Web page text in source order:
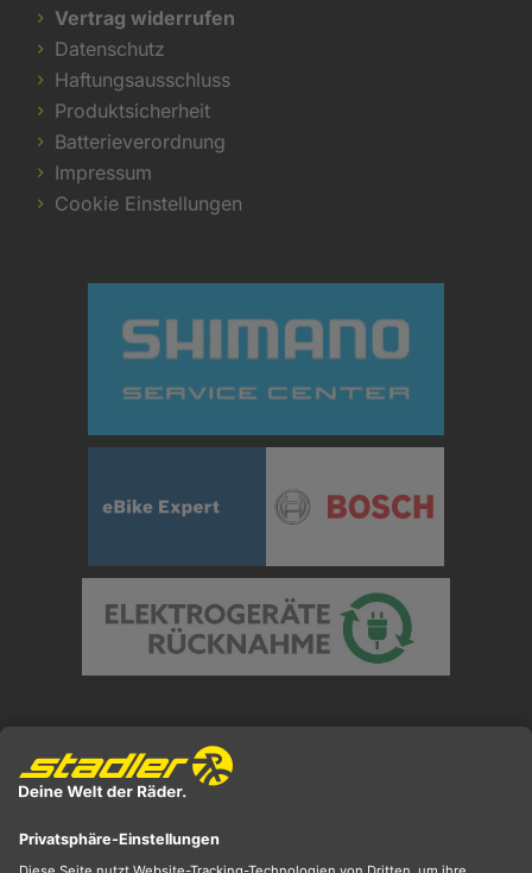
Vertrag widerrufen
Datenschutz
Haftungsausschluss
Produktsicherheit
Batterieverordnung
Impressum
Cookie Einstellungen